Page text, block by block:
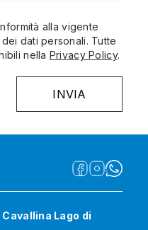
alla vigente
dati personali. Tutte
nella Privacy Policy.
Lago di